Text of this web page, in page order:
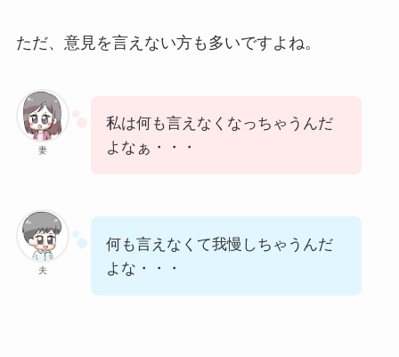
ただ、意見を言えない方も多いですよね。
妻
私は何も言えなくなっちゃうんだ
よなぁ・・・
夫
何も言えなくて我慢しちゃうんだ
よな・・・